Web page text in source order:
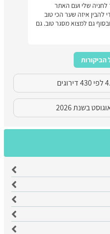
לחניה שלי ועם האתר
איזה שער הכי טוב
גם למצוא מסגר טוב. גם
הביקורות
בשנת 2026